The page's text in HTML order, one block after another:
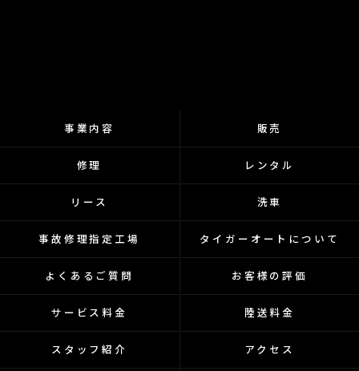
事業内容 販売
修理 レンタル
リース 洗車
事故修理指定工場 タイガーオートについて
よくあるご質問 お客様の評価
サービス料金 陸送料金
スタッフ紹介 アクセス